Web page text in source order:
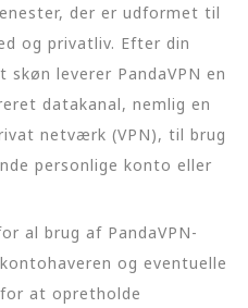
der er udformet til
og privatliv. Efter din
leverer PandaVPN en
datakanal, nemlig en
netværk (VPN), til brug
personlige konto eller
al brug af PandaVPN-
og eventuelle
at opretholde